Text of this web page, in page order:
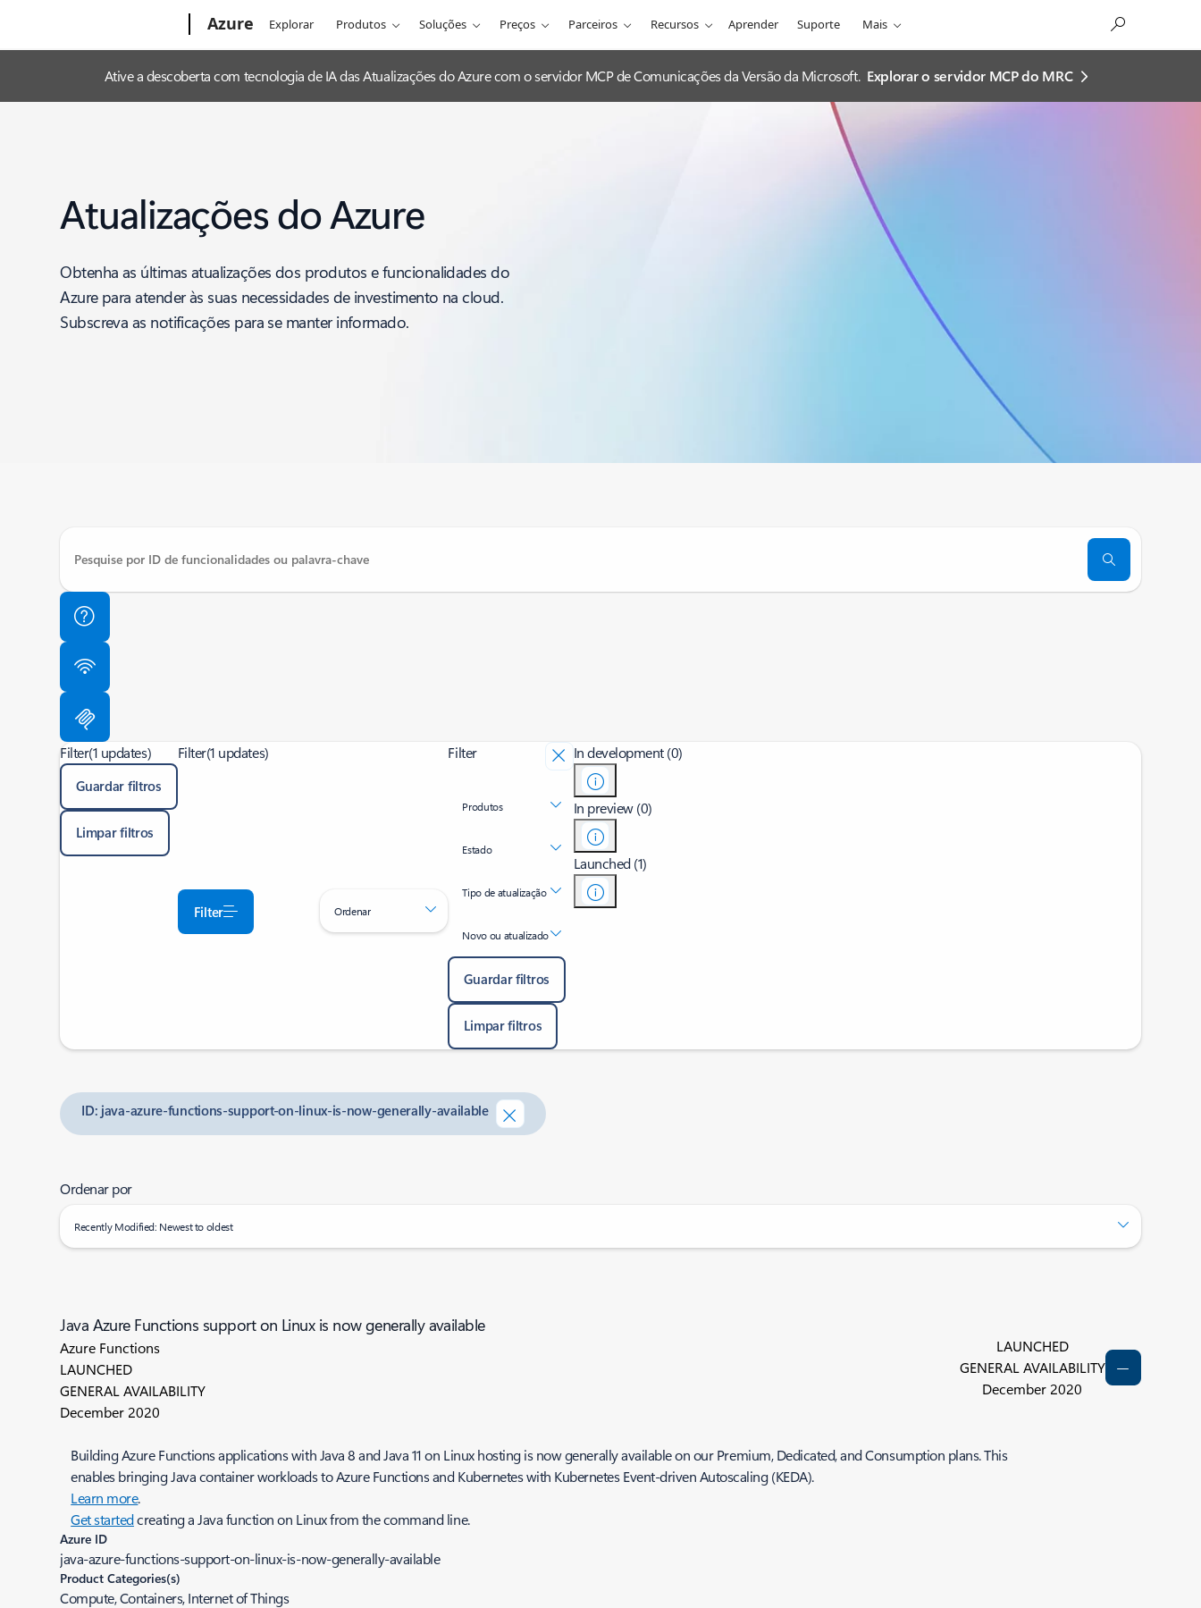
Azure Explorar Produtos Soluções Preços Parceiros Recursos Aprender Suporte Mais
Ative a descoberta com tecnologia de IA das Atualizações do Azure com o servidor MCP de Comunicações da Versão da Microsoft. Explorar o servidor MCP do MRC
Atualizações do Azure
Obtenha as últimas atualizações dos produtos e funcionalidades do
Azure para atender às suas necessidades de investimento na cloud.
Subscreva as notificações para se manter informado.
Filter(1 updates)
Guardar filtros
Limpar filtros
Filter(1 updates)
Filter Ordenar
Filter
Produtos
Estado
Tipo de atualização
Novo ou atualizado
Guardar filtros
Limpar filtros
In development (0)
In preview (0)
Launched (1)
ID: java-azure-functions-support-on-linux-is-now-generally-available
Ordenar por
Recently Modified: Newest to oldest
Java Azure Functions support on Linux is now generally available
Azure Functions
LAUNCHED
GENERAL AVAILABILITY
December 2020
LAUNCHED
GENERAL AVAILABILITY
December 2020
Building Azure Functions applications with Java 8 and Java 11 on Linux hosting is now generally available on our Premium, Dedicated, and Consumption plans. This
enables bringing Java container workloads to Azure Functions and Kubernetes with Kubernetes Event-driven Autoscaling (KEDA).
Learn more.
Get startedcreating a Java function on Linux from the command line.
Azure ID
java-azure-functions-support-on-linux-is-now-generally-available
Product Categories(s)
Compute, Containers, Internet of Things